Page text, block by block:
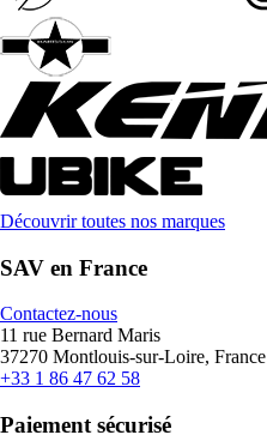
Découvrir toutes nos marques
SAV en France
Contactez-nous
11 rue Bernard Maris
37270 Montlouis-sur-Loire, France
+33 1 86 47 62 58
Paiement sécurisé